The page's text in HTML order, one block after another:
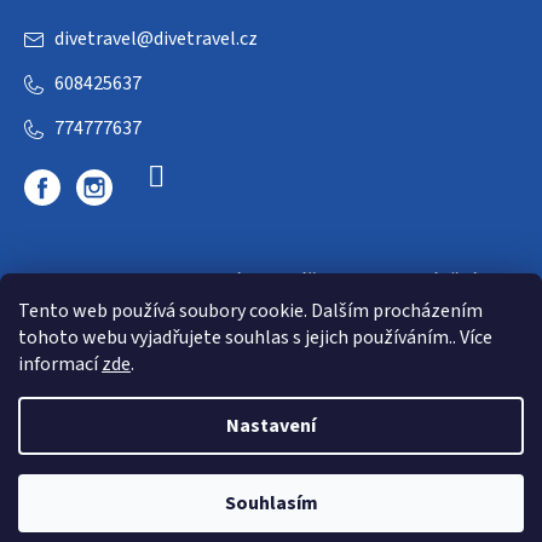
Tento web používá soubory cookie. Dalším procházením
tohoto webu vyjadřujete souhlas s jejich používáním.. Více
informacízde.
Nastavení
Souhlasím
divetravel@divetravel.cz
608425637
774777637
DIVETRAVEL - cestovní kancelář - cesty za potápěním
Shoptet |mime digital
Copyright 2026E-dive. Všechna práva vyhrazena.